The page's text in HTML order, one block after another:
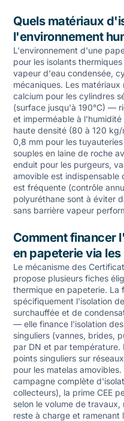
Quels matériaux
l'environnement
L'environnement d'une
pour les isolants
vapeur d'eau condensée,
mécaniques. Les
calcium pour les cylindres
(surface jusqu'à 190°C) —
et imperméable à
haute densité (80 à 120
0,8 mm pour les
souples en laine de roche
enduit pour les purgeurs,
amovible est indispensable
est fréquente (contrôle
polyuréthane sont à éviter
sans barrière vapeur
Comment financer
en papeterie via les
Le mécanisme des
propose plusieurs fiches
thermique en papeterie. La
spécifiquement l'isolation
surchauffée et de
— elle finance l'isolation
singuliers (vannes, brides,
par DN et par température.
points singuliers sur
pour les matelas
campagne complète
collecteurs), la prime CEE
selon le volume de
reste à charge et ramenant